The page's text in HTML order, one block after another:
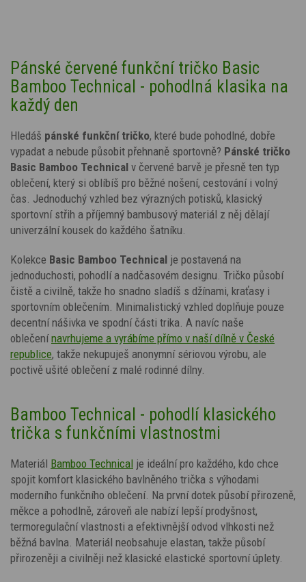
Pánské červené funkční tričko Basic
Bamboo Technical - pohodlná klasika na
každý den
Hledáš pánské funkční tričko, které bude pohodlné, dobře
vypadat a nebude působit přehnaně sportovně? Pánské tričko
Basic Bamboo Technical v červené barvě je přesně ten typ
oblečení, který si oblíbíš pro běžné nošení, cestování i volný
čas. Jednoduchý vzhled bez výrazných potisků, klasický
sportovní střih a příjemný bambusový materiál z něj dělají
univerzální kousek do každého šatníku.
Kolekce Basic Bamboo Technical je postavená na
jednoduchosti, pohodlí a nadčasovém designu. Tričko působí
čistě a civilně, takže ho snadno sladíš s džínami, kraťasy i
sportovním oblečením. Minimalistický vzhled doplňuje pouze
decentní nášivka ve spodní části trika. A navíc naše
oblečení navrhujeme a vyrábíme přímo v naší dílně v České
republice, takže nekupuješ anonymní sériovou výrobu, ale
poctivě ušité oblečení z malé rodinné dílny.
Bamboo Technical - pohodlí klasického
trička s funkčními vlastnostmi
Materiál Bamboo Technical je ideální pro každého, kdo chce
spojit komfort klasického bavlněného trička s výhodami
moderního funkčního oblečení. Na první dotek působí přirozeně,
měkce a pohodlně, zároveň ale nabízí lepší prodyšnost,
termoregulační vlastnosti a efektivnější odvod vlhkosti než
běžná bavlna. Materiál neobsahuje elastan, takže působí
přirozeněji a civilněji než klasické elastické sportovní úplety.